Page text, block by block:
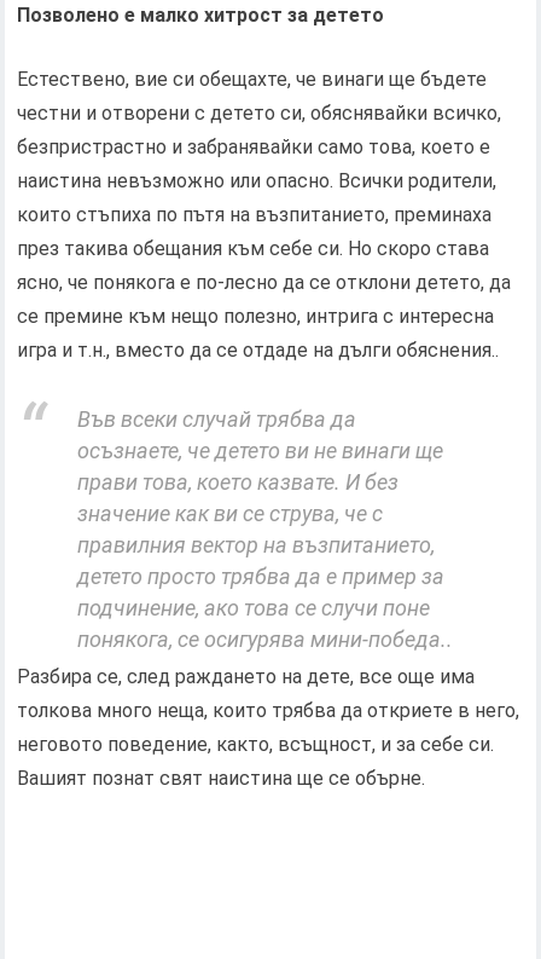
Позволено е малко хитрост за детето
Естествено, вие си обещахте, че винаги ще бъдете
честни и отворени с детето си, обяснявайки всичко,
безпристрастно и забранявайки само това, което е
наистина невъзможно или опасно. Всички родители,
които стъпиха по пътя на възпитанието, преминаха
през такива обещания към себе си. Но скоро става
ясно, че понякога е по-лесно да се отклони детето, да
се премине към нещо полезно, интрига с интересна
игра и т.н., вместо да се отдаде на дълги обяснения..
Във всеки случай трябва да
осъзнаете, че детето ви не винаги ще
прави това, което казвате. И без
значение как ви се струва, че с
правилния вектор на възпитанието,
детето просто трябва да е пример за
подчинение, ако това се случи поне
понякога, се осигурява мини-победа..
Разбира се, след раждането на дете, все още има
толкова много неща, които трябва да откриете в него,
неговото поведение, както, всъщност, и за себе си.
Вашият познат свят наистина ще се обърне.